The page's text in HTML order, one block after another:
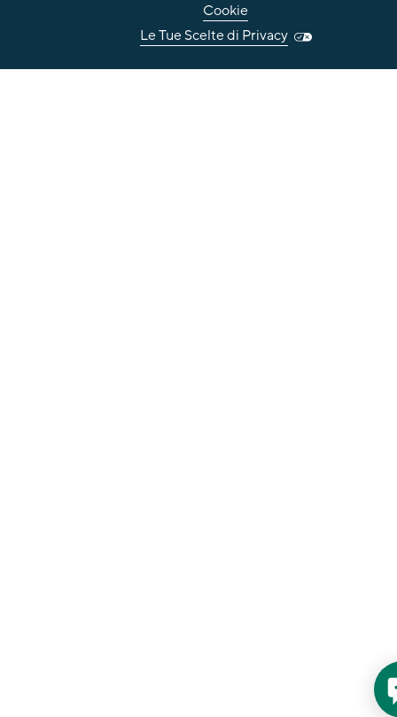
Cookie
Le Tue Scelte di Privacy